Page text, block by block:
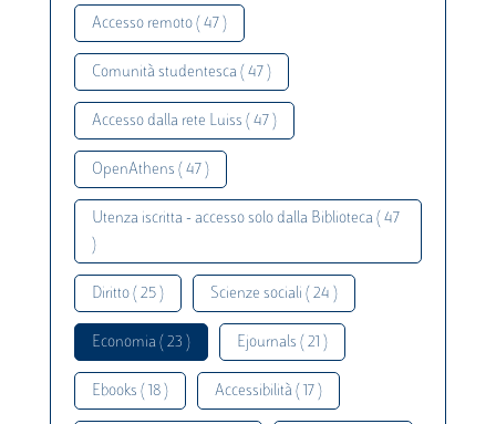
Accesso remoto ( 47 )
Comunità studentesca ( 47 )
Accesso dalla rete Luiss ( 47 )
OpenAthens ( 47 )
Utenza iscritta - accesso solo dalla Biblioteca ( 47
)
Diritto ( 25 ) Scienze sociali ( 24 )
Economia ( 23 ) Ejournals ( 21 )
Ebooks ( 18 ) Accessibilità ( 17 )